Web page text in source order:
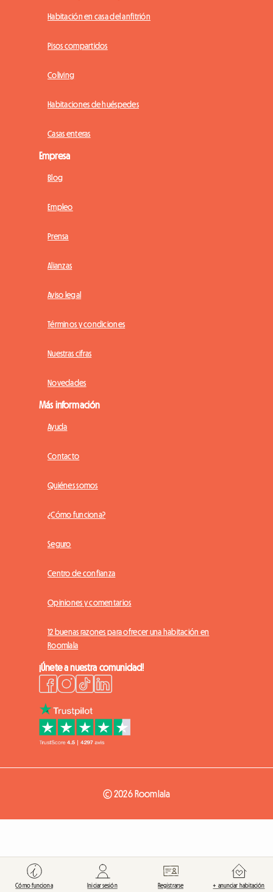
Habitación en casa del anfitrión
Pisos compartidos
Coliving
Habitaciones de huéspedes
Casas enteras
Empresa
Blog
Empleo
Prensa
Alianzas
Aviso legal
Términos y condiciones
Nuestras cifras
Novedades
Más información
Ayuda
Contacto
Quiénes somos
¿Cómo funciona?
Seguro
Centro de confianza
Opiniones y comentarios
12 buenas razones para ofrecer una habitación en
Roomlala
¡Únete a nuestra comunidad!
© 2026 Roomlala
Cómo funciona Iniciar sesión Registrarse + anunciar habitación